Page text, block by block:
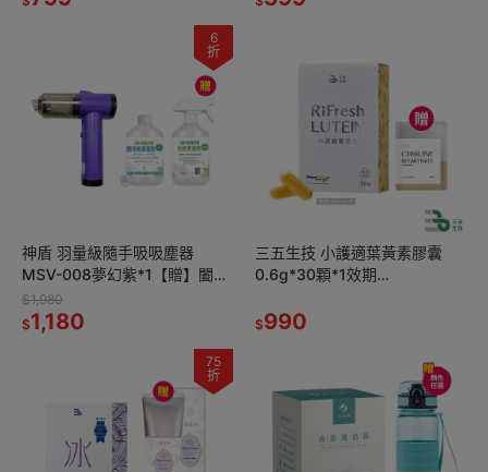
6
折
神盾 羽量級隨手吸吸塵器
MSV-008夢幻紫*1【贈】闔樂
泰 除臭抗菌地板清潔劑
500ml*1
$1,980
$1,180
三五生技 小護適葉黃素膠囊
0.6g*30顆*1效期
鹼膠囊0.65gx60顆*1
$990
75
折